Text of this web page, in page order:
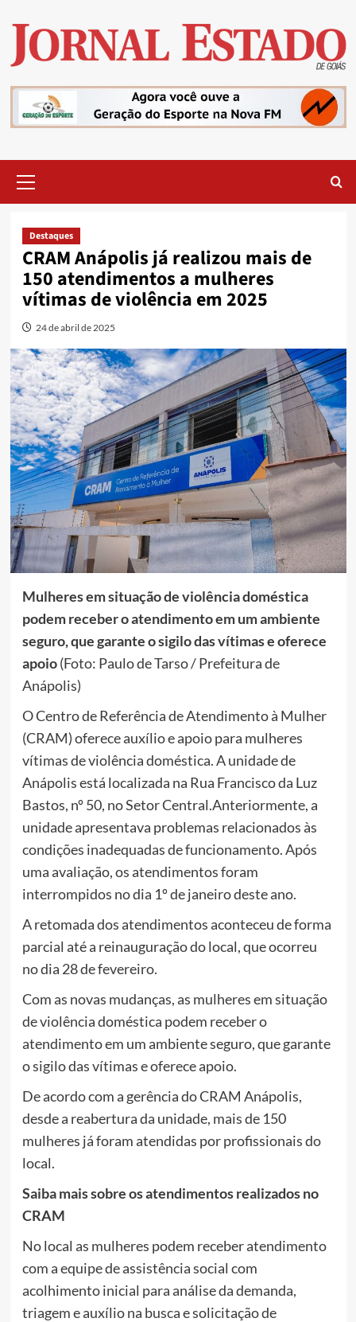
content
Menu
Destaques
CRAM Anápolis já realizou mais de
150 atendimentos a mulheres
vítimas de violência em 2025
24 de abril de 2025
Mulheres em situação de violência doméstica
podem receber o atendimento em um ambiente
seguro, que garante o sigilo das vítimas e oferece
apoio(Foto: Paulo de Tarso / Prefeitura de
Anápolis)
O Centro de Referência de Atendimento à Mulher
(CRAM) oferece auxílio e apoio para mulheres
vítimas de violência doméstica. A unidade de
Anápolis está localizada na Rua Francisco da Luz
Bastos, nº 50, no Setor Central.Anteriormente, a
unidade apresentava problemas relacionados às
condições inadequadas de funcionamento. Após
uma avaliação, os atendimentos foram
interrompidos no dia 1º de janeiro deste ano.
A retomada dos atendimentos aconteceu de forma
parcial até a reinauguração do local, que ocorreu
no dia 28 de fevereiro.
Com as novas mudanças, as mulheres em situação
de violência doméstica podem receber o
atendimento em um ambiente seguro, que garante
o sigilo das vítimas e oferece apoio.
De acordo com a gerência do CRAM Anápolis,
desde a reabertura da unidade, mais de 150
mulheres já foram atendidas por profissionais do
local.
Saiba mais sobre os atendimentos realizados no
CRAM
No local as mulheres podem receber atendimento
com a equipe de assistência social com
acolhimento inicial para análise da demanda,
triagem e auxílio na busca e solicitação de